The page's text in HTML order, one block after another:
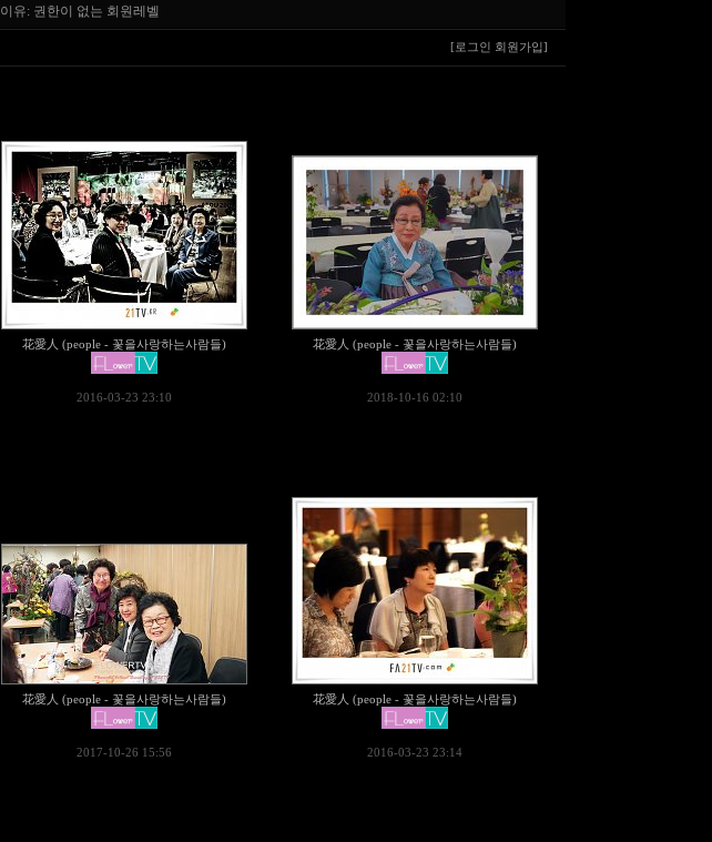
이유: 권한이 없는 회원레벨
[로그인 회원가입]
花愛人 (people - 꽃을사랑하는사람들)
2016-03-23 23:10
花愛人 (people - 꽃을사랑하는사람들)
2018-10-16 02:10
花愛人 (people - 꽃을사랑하는사람들)
2017-10-26 15:56
花愛人 (people - 꽃을사랑하는사람들)
2016-03-23 23:14